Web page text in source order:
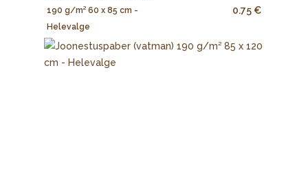
190 g/m² 60 x 85 cm -
Helevalge
0.75 €